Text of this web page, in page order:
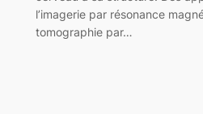
l’imagerie par résonance
tomographie par…